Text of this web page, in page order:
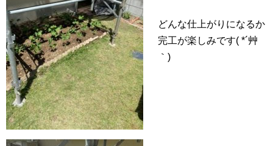
どんな仕上がりになるか
完工が楽しみです( *´艸
｀)